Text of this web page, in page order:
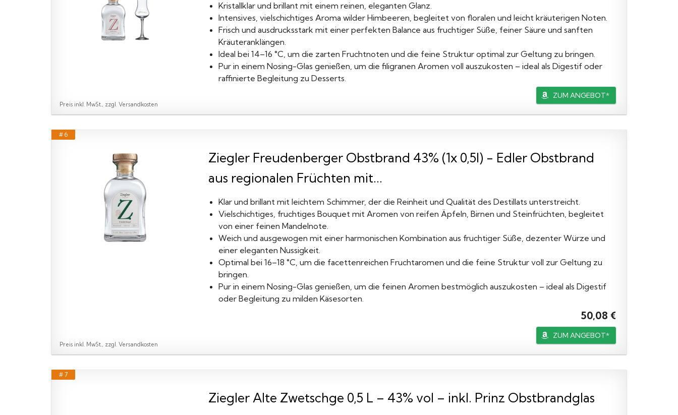
Kristallklar und brillant mit einem reinen, eleganten Glanz.
Intensives, vielschichtiges Aroma wilder Himbeeren, begleitet von floralen und leicht kräuterigen Noten.
Frisch und ausdrucksstark mit einer perfekten Balance aus fruchtiger Süße, feiner Säure und sanften
Kräuteranklängen.
Ideal bei 14–16 °C, um die zarten Fruchtnoten und die feine Struktur optimal zur Geltung zu bringen.
Pur in einem Nosing-Glas genießen, um die filigranen Aromen voll auszukosten – ideal als Digestif oder
raffinierte Begleitung zu Desserts.
ZUM ANGEBOT*
Preis inkl. MwSt., zzgl. Versandkosten
# 6
Ziegler Freudenberger Obstbrand 43% (1x 0,5l) - Edler Obstbrand
aus regionalen Früchten mit...
Klar und brillant mit leichtem Schimmer, der die Reinheit und Qualität des Destillats unterstreicht.
Vielschichtiges, fruchtiges Bouquet mit Aromen von reifen Äpfeln, Birnen und Steinfrüchten, begleitet
von einer feinen Mandelnote.
Weich und ausgewogen mit einer harmonischen Kombination aus fruchtiger Süße, dezenter Würze und
einer eleganten Nussigkeit.
Optimal bei 16–18 °C, um die facettenreichen Fruchtaromen und die feine Struktur voll zur Geltung zu
bringen.
Pur in einem Nosing-Glas genießen, um die feinen Aromen bestmöglich auszukosten – ideal als Digestif
oder Begleitung zu milden Käsesorten.
50,08 €
ZUM ANGEBOT*
Preis inkl. MwSt., zzgl. Versandkosten
# 7
Ziegler Alte Zwetschge 0,5 L – 43% vol – inkl. Prinz Obstbrandglas